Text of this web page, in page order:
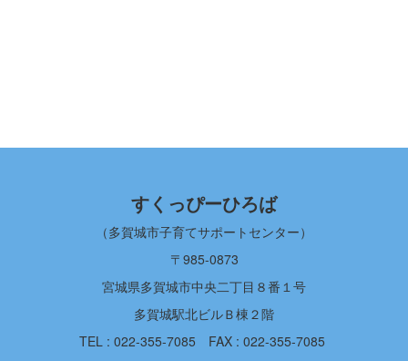
すくっぴーひろば
（多賀城市子育てサポートセンター）
〒985-0873
宮城県多賀城市中央二丁目８番１号
多賀城駅北ビルＢ棟２階
TEL : 022-355-7085
FAX : 022-355-7085